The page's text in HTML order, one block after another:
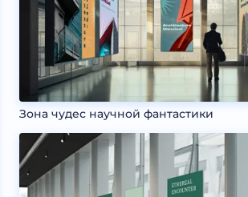
Зона чудес научной фантастики